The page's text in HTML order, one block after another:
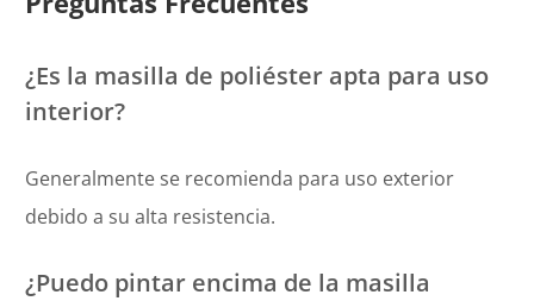
¿Es la masilla de poliéster apta para uso
interior?
Generalmente se recomienda para uso exterior
debido a su alta resistencia.
¿Puedo pintar encima de la masilla